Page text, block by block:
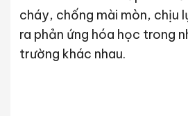
cháy, chống mài mòn, chịu
ra phản ứng hóa học trong
trường khác nhau.